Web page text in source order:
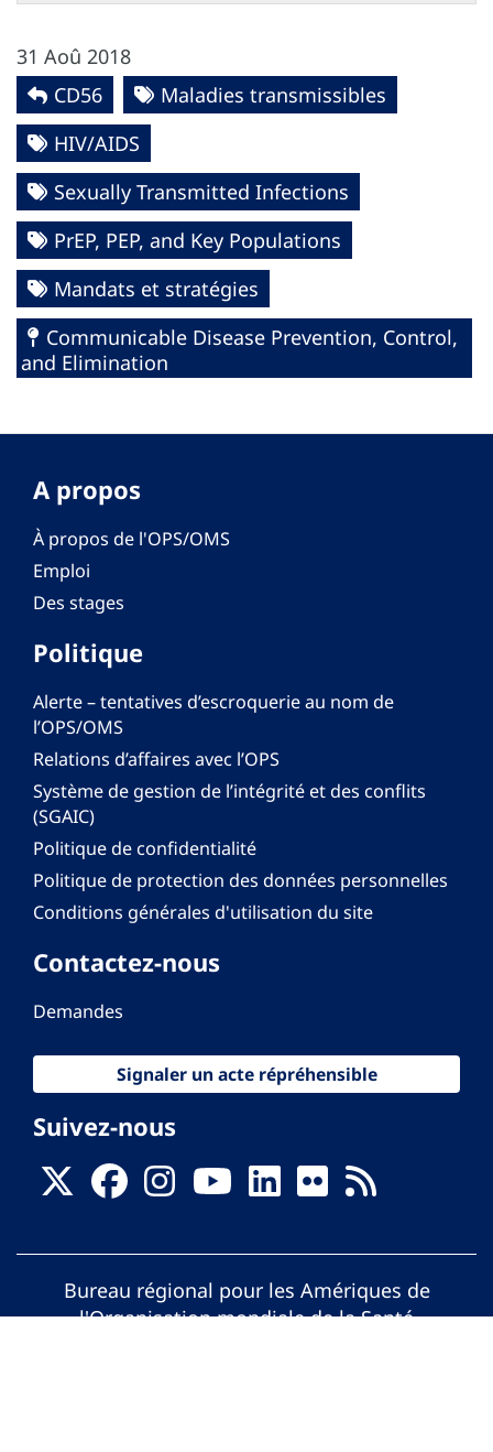
31 Aoû 2018
CD56
Maladies transmissibles
HIV/AIDS
Sexually Transmitted Infections
PrEP, PEP, and Key Populations
Mandats et stratégies
Communicable Disease Prevention, Control,
and Elimination
A propos
À propos de l'OPS/OMS
Emploi
Des stages
Politique
Alerte – tentatives d’escroquerie au nom de
l’OPS/OMS
Relations d’affaires avec l’OPS
Système de gestion de l’intégrité et des conflits
(SGAIC)
Politique de confidentialité
Politique de protection des données personnelles
Conditions générales d'utilisation du site
Contactez-nous
Demandes
Signaler un acte répréhensible
Suivez-nous
Bureau régional pour les Amériques de
l'Organisation mondiale de la Santé